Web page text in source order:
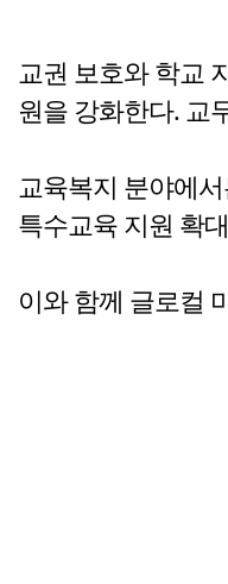
교권 보호와 학교
원을 강화한다. 교
교육복지 분야에
특수교육 지원 확
이와 함께 글로컬